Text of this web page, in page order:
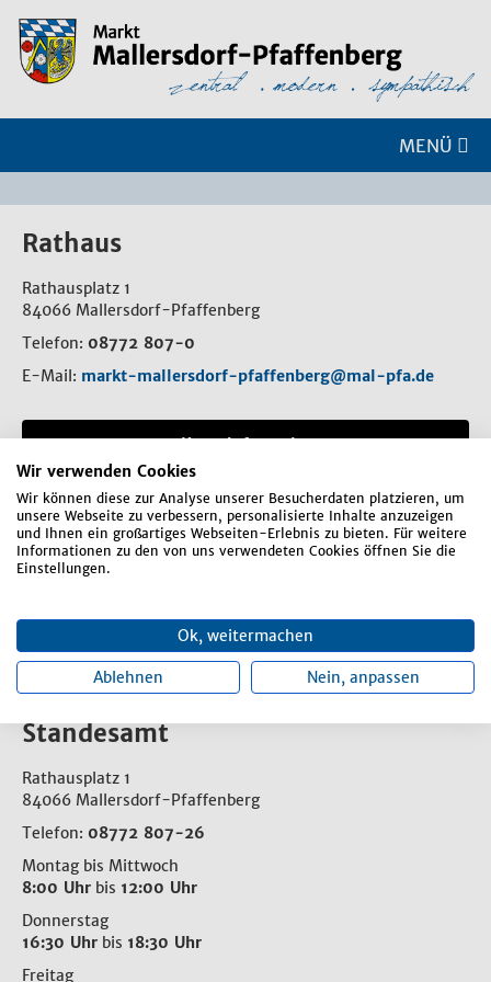
Wir verwenden Cookies
Wir können diese zur Analyse unserer Besucherdaten platzieren, um
unsere Webseite zu verbessern, personalisierte Inhalte anzuzeigen
und Ihnen ein großartiges Webseiten-Erlebnis zu bieten. Für weitere
Informationen zu den von uns verwendeten Cookies öffnen Sie die
Einstellungen.
Ok, weitermachen
Ablehnen Nein, anpassen
MENÜ
Rathaus
Rathausplatz 1
84066 Mallersdorf-Pfaffenberg
Telefon: 08772 807-0
E-Mail: markt-mallersdorf-pfaffenberg@mal-pfa.de
Kontaktformular
Öffnungszeiten
Montag bis Freitag
13:00 Uhrbis18:30 Uhr
Standesamt
Rathausplatz 1
84066 Mallersdorf-Pfaffenberg
Telefon: 08772 807-26
Montag bis Mittwoch
8:00 Uhr bis 12:00 Uhr
Donnerstag
16:30 Uhr bis 18:30 Uhr
Freitag